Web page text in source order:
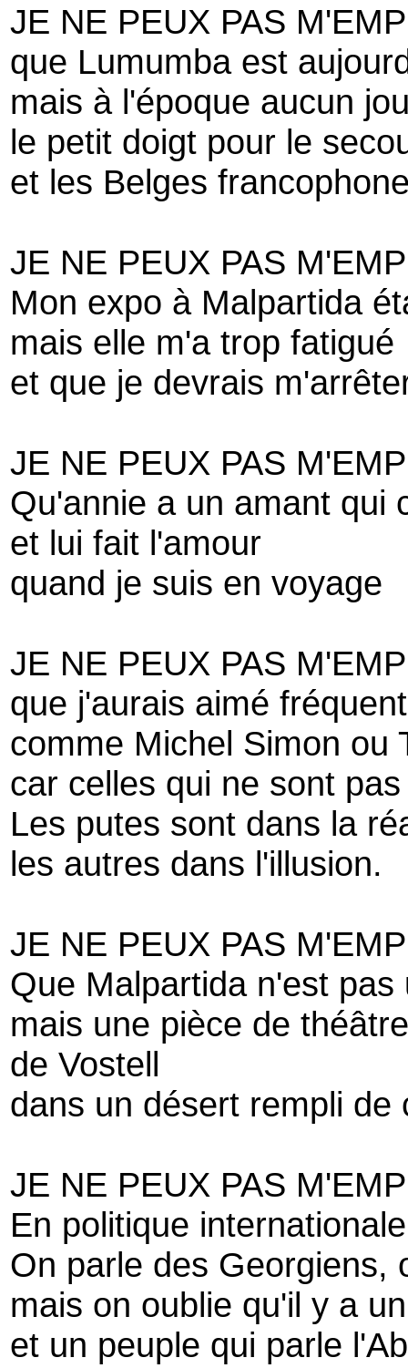
JE NE PEUX PAS
que Lumumba est
mais à l'époque aucun
le petit doigt pour le
et les Belges
JE NE PEUX PAS
Mon expo à Malpartida
mais elle m'a trop fatigué
et que je devrais
JE NE PEUX PAS
Qu'annie a un amant qui
et lui fait l'amour
quand je suis en voyage
JE NE PEUX PAS
que j'aurais aimé
comme Michel Simon ou
car celles qui ne sont
Les putes sont dans la
les autres dans l'illusion.
JE NE PEUX PAS
Que Malpartida n'est pas
mais une pièce de
de Vostell
dans un désert rempli de
JE NE PEUX PAS
En politique internationale
On parle des Georgiens,
mais on oublie qu'il y a
et un peuple qui parle